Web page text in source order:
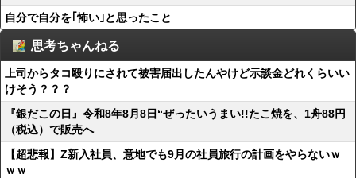
自分で自分を｢怖い｣と思ったこと
思考ちゃんねる
上司からタコ殴りにされて被害届出したんやけど示談金どれくらいい
けそう？？？
『銀だこの日』令和8年8月8日“ぜったいうまい!!たこ焼を、1舟88円
（税込）で販売へ
【超悲報】Z新入社員、意地でも9月の社員旅行の計画をやらないｗ
ｗｗ